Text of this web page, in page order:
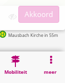
Mobiliteit meer
Mausbach Kirche in 55m
Akkoord